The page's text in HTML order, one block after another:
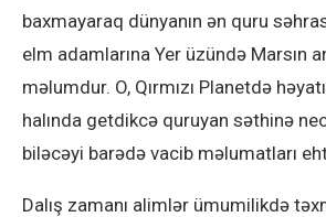
baxmayaraq dünyanın ən quru
elm adamlarına Yer üzündə Marsın
məlumdur. O, Qırmızı Planetdə
halında getdikcə quruyan səthinə
biləcəyi barədə vacib məlumatları
Dalış zamanı alimlər ümumilikdə